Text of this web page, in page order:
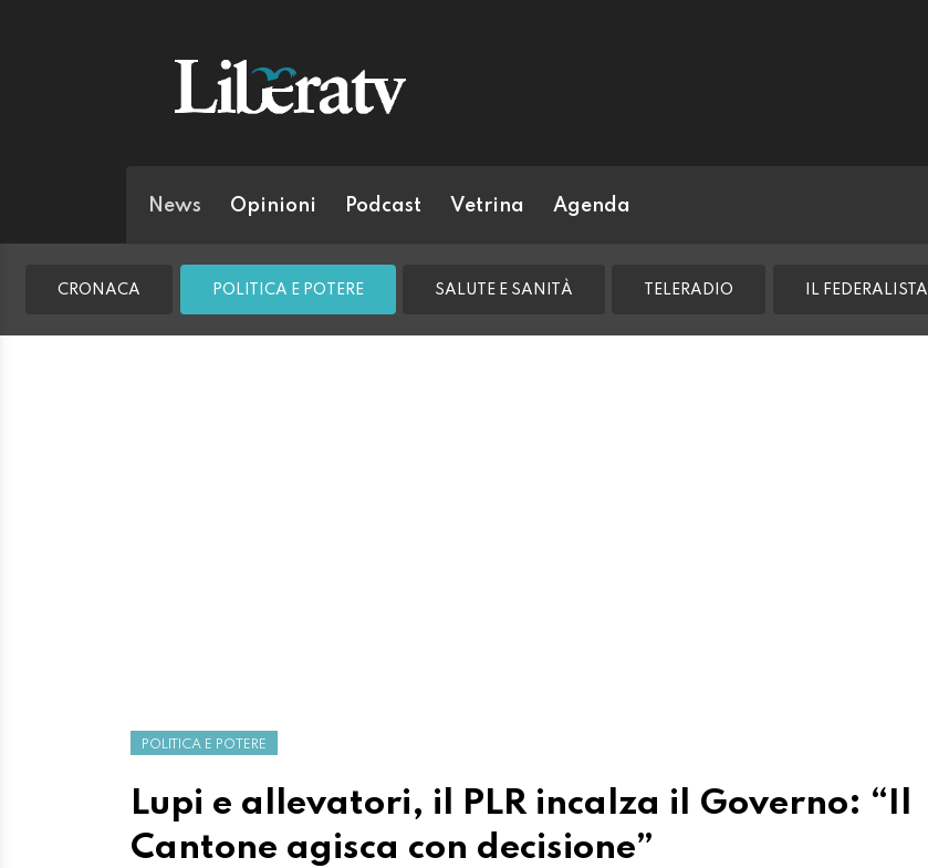
News Opinioni Podcast Vetrina Agenda
CRONACA POLITICA E POTERE SALUTE E SANITÀ TELERADIO IL FEDERALISTA
POLITICA E POTERE
Lupi e allevatori, il PLR incalza il Governo: “Il
Cantone agisca con decisione”